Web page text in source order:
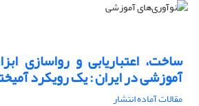
ساخت، اعتباریابی و رواسازی
آموزشی در ایران : یک رویکرد
مقالات آماده انتشار